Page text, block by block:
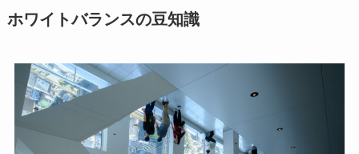
ホワイトバランスの豆知識